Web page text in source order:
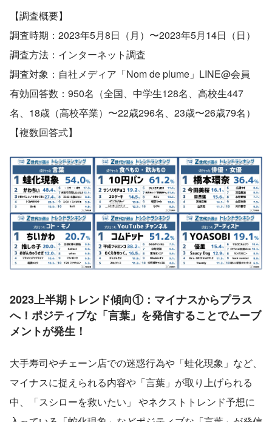
【調査概要】
調査時期：2023年5月8日（月）〜2023年5月14日（日）
調査方法：インターネット調査
調査対象：自社メディア「Nom de plume」LINE@会員
有効回答数：950名（全国、中学生128名、高校生447
名、18歳（高校卒業）〜22歳296名、23歳〜26歳79名）
【複数回答式】
2023上半期トレンド傾向①：マイナスからプラス
へ！ポジティブな「言葉」を発信することでムーブ
メントが発生！
大手寿司やチェーン店での迷惑行為や「蛙化現象」など、
マイナスに捉えられる内容や「言葉」が取り上げられる
中、「スシローを救いたい」 やネクストトレンド予想に